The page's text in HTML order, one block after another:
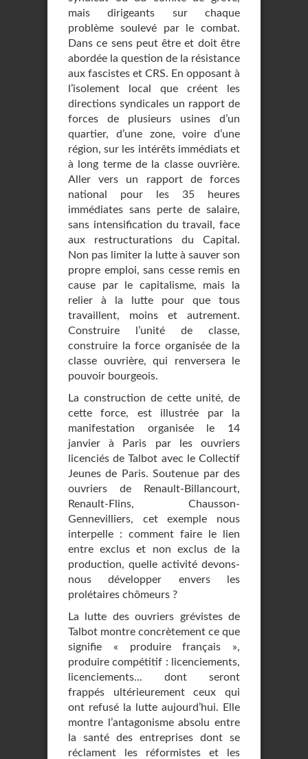
mais dirigeants sur chaque
problème soulevé par le combat.
Dans ce sens peut être et doit être
abordée la question de la résistance
aux fascistes et CRS. En opposant à
l’isolement local que créent les
directions syndicales un rapport de
forces de plusieurs usines d’un
quartier, d’une zone, voire d’une
région, sur les intérêts immédiats et
à long terme de la classe ouvrière.
Aller vers un rapport de forces
national pour les 35 heures
immédiates sans perte de salaire,
sans intensification du travail, face
aux restructurations du Capital.
Non pas limiter la lutte à sauver son
propre emploi, sans cesse remis en
cause par le capitalisme, mais la
relier à la lutte pour que tous
travaillent, moins et autrement.
Construire l’unité de classe,
construire la force organisée de la
classe ouvrière, qui renversera le
pouvoir bourgeois.
La construction de cette unité, de
cette force, est illustrée par la
manifestation organisée le 14
janvier à Paris par les ouvriers
licenciés de Talbot avec le Collectif
Jeunes de Paris. Soutenue par des
ouvriers de Renault-Billancourt,
Renault-Flins, Chausson-
Gennevilliers, cet exemple nous
interpelle : comment faire le lien
entre exclus et non exclus de la
production, quelle activité devons-
nous développer envers les
prolétaires chômeurs ?
La lutte des ouvriers grévistes de
Talbot montre concrètement ce que
signifie « produire français »,
produire compétitif : licenciements,
licenciements... dont seront
frappés ultérieurement ceux qui
ont refusé la lutte aujourd’hui. Elle
montre l’antagonisme absolu entre
la santé des entreprises dont se
réclament les réformistes et les